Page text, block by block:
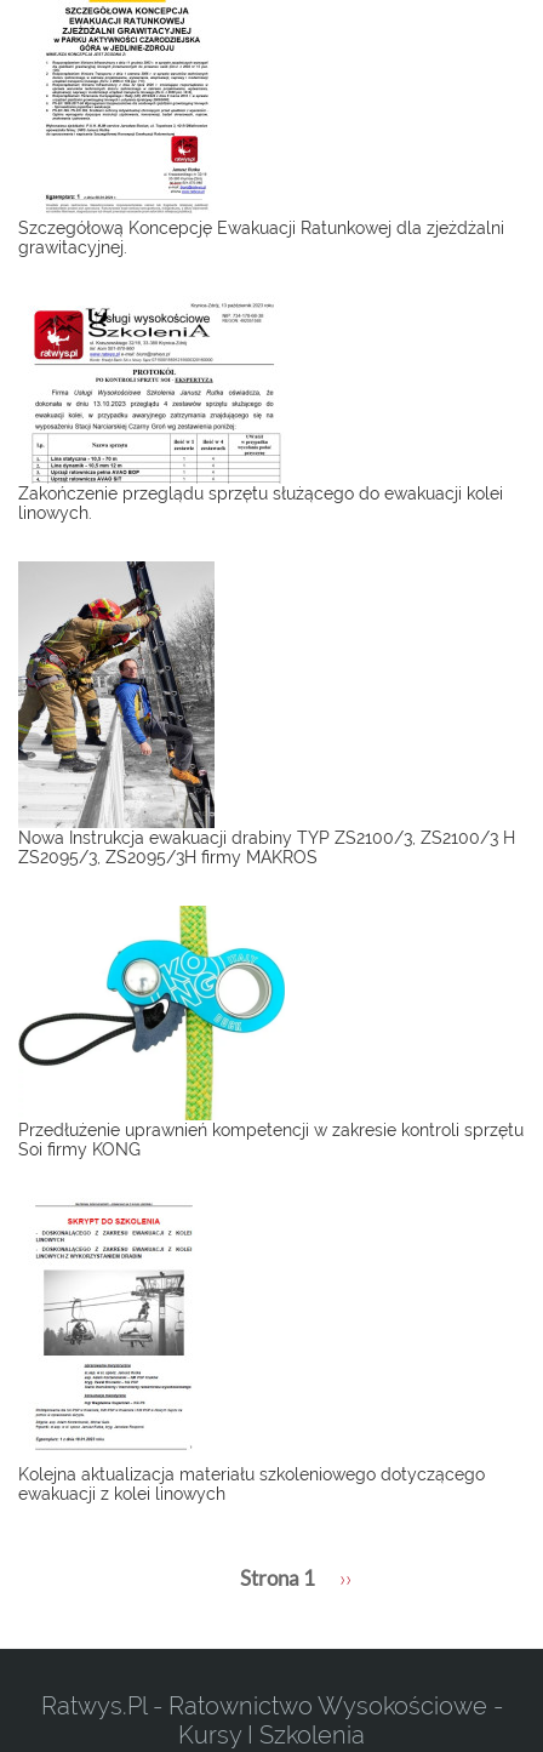
Szczegółową Koncepcję Ewakuacji Ratunkowej dla zjeżdżalni
grawitacyjnej.
Zakończenie przeglądu sprzętu służącego do ewakuacji kolei
linowych.
Nowa Instrukcja ewakuacji drabiny TYP ZS2100/3, ZS2100/3 H
ZS2095/3, ZS2095/3H firmy MAKROS
Przedłużenie uprawnień kompetencji w zakresie kontroli sprzętu
Soi firmy KONG
Kolejna aktualizacja materiału szkoleniowego dotyczącego
ewakuacji z kolei linowych
Strona 1
Następna
››
Ratwys.pl - Ratownictwo Wysokościowe -
Kursy I Szkolenia